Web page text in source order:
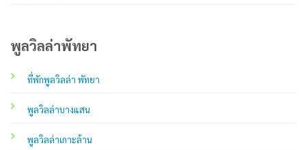
พูลวิลล่าพัทยา
ที่พักพูลวิลล่า พัทยา
พูลวิลล่าบางแสน
พูลวิลล่าเกาะล้าน